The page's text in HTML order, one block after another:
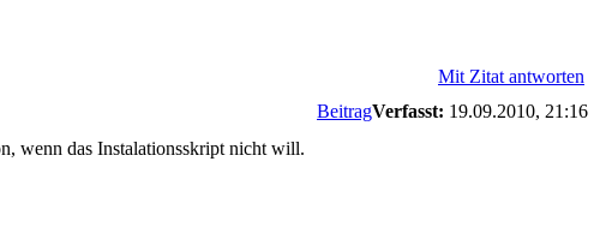
Mit Zitat antworten
BeitragVerfasst: 19.09.2010, 21:16
wenn das Instalationsskript nicht will.